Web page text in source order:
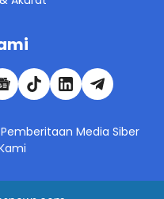
Media Siber